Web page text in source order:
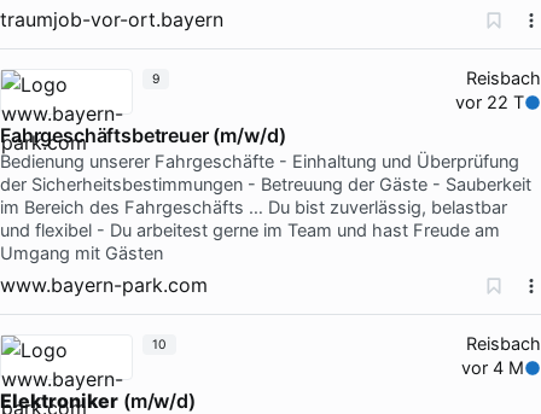
traumjob-vor-ort.bayern
Reisbach
vor 22 T
Fahrgeschäftsbetreuer (m/w/d)
Bedienung unserer Fahrgeschäfte - Einhaltung und Überprüfung
der Sicherheitsbestimmungen - Betreuung der Gäste - Sauberkeit
im Bereich des Fahrgeschäfts … Du bist zuverlässig, belastbar
und flexibel - Du arbeitest gerne im Team und hast Freude am
Umgang mit Gästen
www.bayern-park.com
9
Reisbach
vor 4 M
Elektroniker (m/w/d)
10